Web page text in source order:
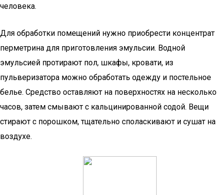
человека.
Для обработки помещений нужно приобрести концентрат
перметрина для приготовления эмульсии. Водной
эмульсией протирают пол, шкафы, кровати, из
пульверизатора можно обработать одежду и постельное
белье. Средство оставляют на поверхностях на несколько
часов, затем смывают с кальцинированной содой. Вещи
стирают с порошком, тщательно споласкивают и сушат на
воздухе.